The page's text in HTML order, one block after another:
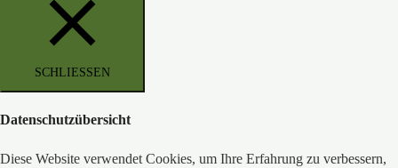
SCHLIESSEN
Datenschutzübersicht
Diese Website verwendet Cookies, um Ihre Erfahrung zu verbessern,